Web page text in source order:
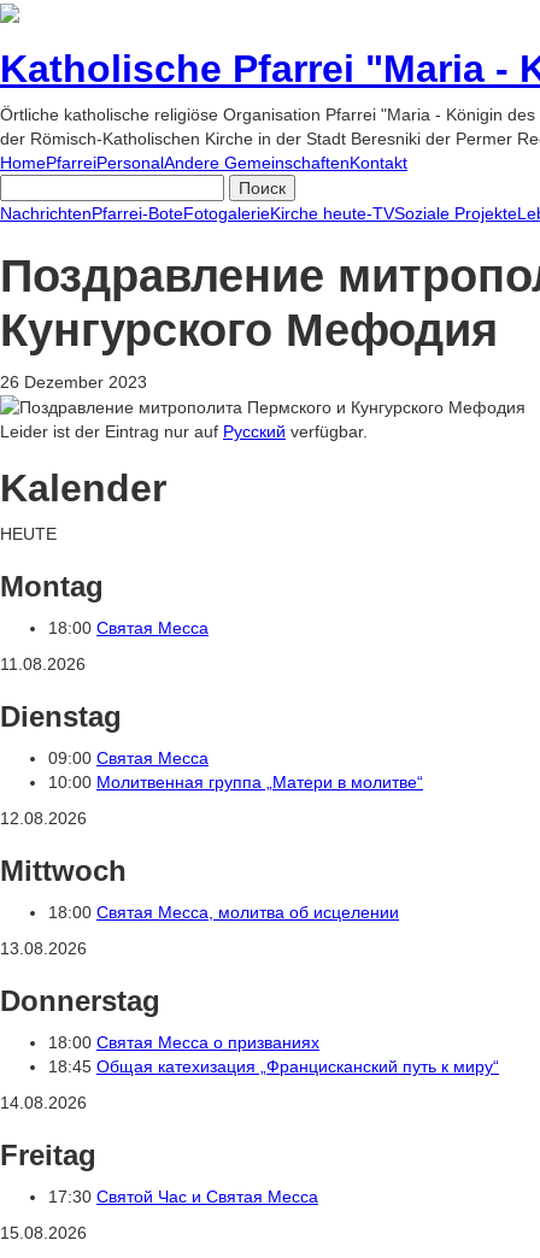
Katholische Pfarrei "Maria -
Örtliche katholische religiöse Organisation Pfarrei "Maria - Königin
der Römisch-Katholischen Kirche in der Stadt Beresniki der Permer
HomePfarreiPersonalAndere GemeinschaftenKontakt
NachrichtenPfarrei-BoteFotogalerieKirche heute-TVSoziale Projekte
Поздравление
Кунгурского Мефодия
26 Dezember 2023
Leider ist der Eintrag nur auf Русский verfügbar.
Kalender
HEUTE
Montag
18:00 Святая Месса
11.08.2026
Dienstag
09:00 Святая Месса
10:00 Молитвенная группа „Матери в молитве“
12.08.2026
Mittwoch
18:00 Святая Месса, молитва об исцелении
13.08.2026
Donnerstag
18:00 Святая Месса о призваниях
18:45 Общая катехизация „Францисканский путь к миру“
14.08.2026
Freitag
17:30 Святой Час и Святая Месса
15.08.2026